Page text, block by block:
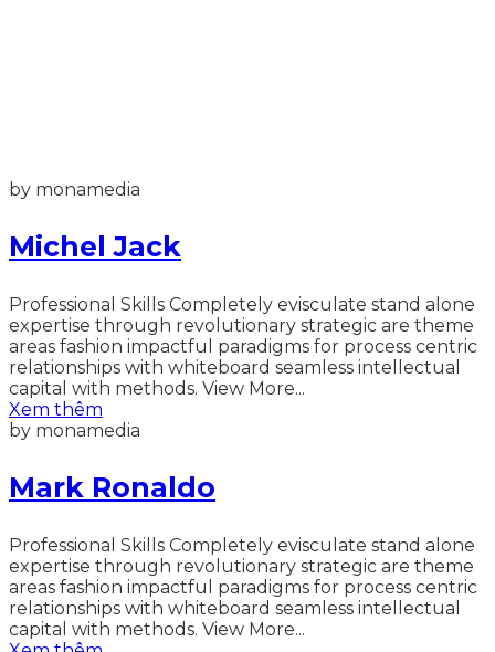
by monamedia
Michel Jack
Professional Skills Completely evisculate stand alone
expertise through revolutionary strategic are theme
areas fashion impactful paradigms for process centric
relationships with whiteboard seamless intellectual
capital with methods. View More...
Xem thêm
by monamedia
Mark Ronaldo
Professional Skills Completely evisculate stand alone
expertise through revolutionary strategic are theme
areas fashion impactful paradigms for process centric
relationships with whiteboard seamless intellectual
capital with methods. View More...